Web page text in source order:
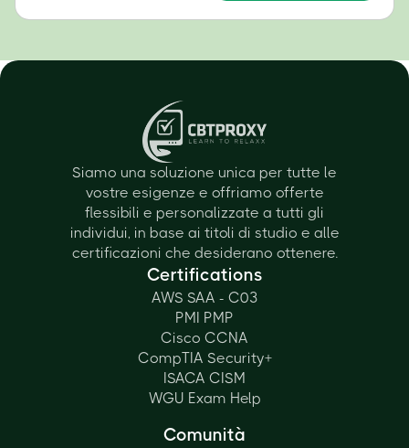
Siamo una soluzione unica per tutte le
vostre esigenze e offriamo offerte
flessibili e personalizzate a tutti gli
individui, in base ai titoli di studio e alle
certificazioni che desiderano ottenere.
Certifications
AWS SAA - C03
PMI PMP
Cisco CCNA
CompTIA Security+
ISACA CISM
WGU Exam Help
Comunità